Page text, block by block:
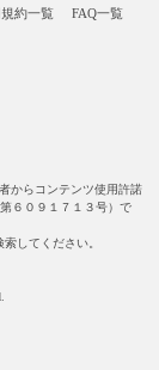
約一覧
FAQ一覧
からコンテンツ使用許諾
６０９１７１３号）で
してください。